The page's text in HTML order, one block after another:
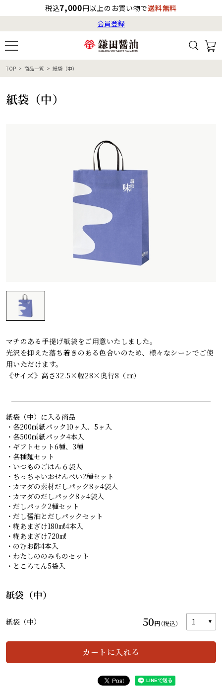
税込7,000円以上のお買い物で送料無料
会員登録
ログイン
会員登録
すべての商品一覧
よくあるご質問
お問い合わせ
会社案内
0120-46-0306
受付時間 / 8:00〜17:30（日・祝日除く）
すべてから検索
カタログ番号・記号検索
TOP 商品一覧 紙袋（中）
紙袋（中）
マチのある手提げ紙袋をご用意いたしました。
光沢を抑えた落ち着きのある色合いのため、様々なシーンでご使
用いただけます。
《サイズ》高さ32.5×幅28×奥行8（㎝）
紙袋（中）に入る商品
・各200㎖紙パック10ヶ入、5ヶ入
・各500㎖紙パック4本入
・ギフトセット6種、3種
・各種麺セット
・いつものごはん６袋入
・ちっちゃいおせんべい2種セット
・カマダの素材だしパック8ヶ4袋入
・カマダのだしパック8ヶ4袋入
・だしパック2種セット
・だし醤油とだしパックセット
・糀あまざけ180㎖4本入
・糀あまざけ720㎖
・のむお酢4本入
・わたしののみものセット
・ところてん5袋入
紙袋（中）
紙袋（中） 50円（税込）
カートに入れる
カートを見る
最短お届け日（国内）の目安
8月7日
13:00